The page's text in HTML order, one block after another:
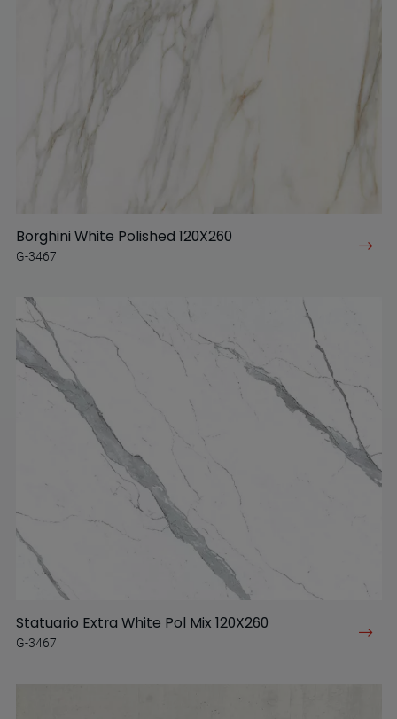
Borghini White Polished 120X260
G-3467
Statuario Extra White Pol Mix 120X260
G-3467